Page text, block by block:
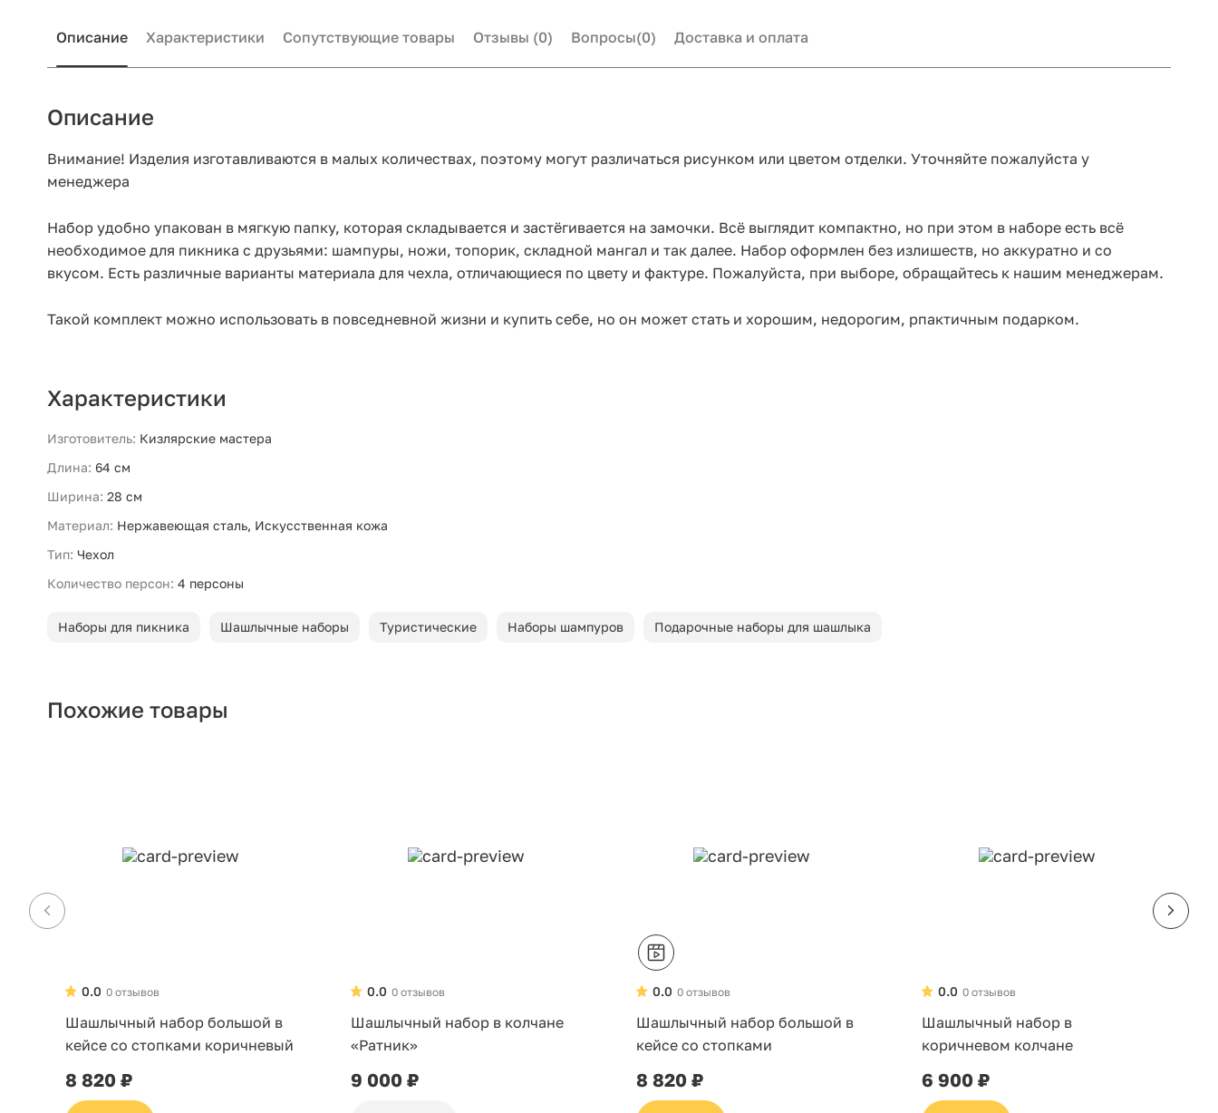
Описание Характеристики Сопутствующие товары Отзывы (0) Вопросы(0) Доставка и оплата
Описание
Внимание! Изделия изготавливаются в малых количествах, поэтому могут различаться рисунком или цветом отделки. Уточняйте пожалуйста у
менеджера
Набор удобно упакован в мягкую папку, которая складывается и застёгивается на замочки. Всё выглядит компактно, но при этом в наборе есть всё
необходимое для пикника с друзьями: шампуры, ножи, топорик, складной мангал и так далее. Набор оформлен без излишеств, но аккуратно и со
вкусом. Есть различные варианты материала для чехла, отличающиеся по цвету и фактуре. Пожалуйста, при выборе, обращайтесь к нашим менеджерам.
Такой комплект можно использовать в повседневной жизни и купить себе, но он может стать и хорошим, недорогим, рпактичным подарком.
Характеристики
Изготовитель: Кизлярские мастера
Длина: 64 см
Ширина: 28 см
Материал: Нержавеющая сталь, Искусственная кожа
Тип: Чехол
Количество персон: 4 персоны
Наборы для пикника Шашлычные наборы Туристические Наборы шампуров Подарочные наборы для шашлыка
Похожие товары
0 отзывов
0.0
Шашлычный набор большой в
кейсе со стопками коричневый
8 820 ₽
0 отзывов
0.0
Шашлычный набор в колчане
«Ратник»
9 000 ₽
0 отзывов
0.0
Шашлычный набор большой в
кейсе со стопками
8 820 ₽
0 отзывов
0.0
Шашлычный набор в
коричневом колчане
6 900 ₽